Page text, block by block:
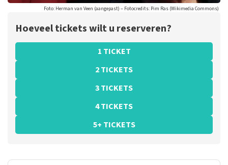
Foto: Herman van Veen (aangepast) – Fotocredits: Pim Ras (Wikimedia Commons)
Hoeveel tickets wilt u reserveren?
1 TICKET
2 TICKETS
3 TICKETS
4 TICKETS
5+ TICKETS